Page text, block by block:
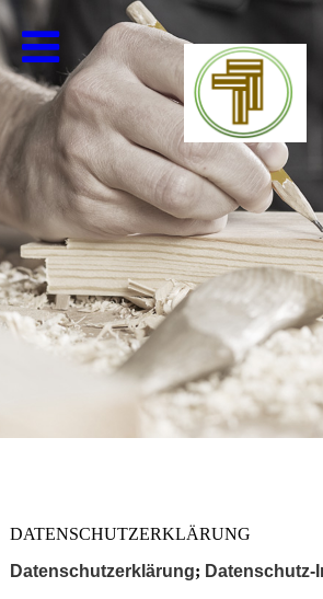
DATENSCHUTZERKLÄRUNG
Datenschutzerklärung; Datenschutz-